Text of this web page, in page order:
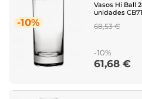
-10%
Vasos Hi Ball
unidades
Regular
68,53 €
-10%
Price
61,68 €